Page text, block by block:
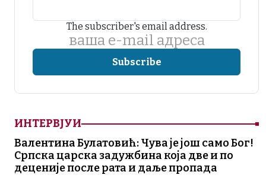
The subscriber's email address.
ваша е-mail адреса
ИНТЕРВЈУИ
Валентина Булатовић: Чува је још само Бог!
Српска царска задужбина која две и по
деценије после рата и даље пропада